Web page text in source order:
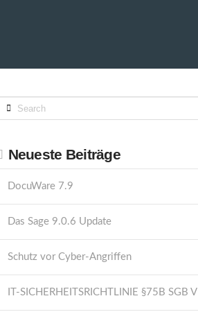
Search
Neueste Beiträge
DocuWare 7.9
Das Sage 9.0.6 Update
Schutz vor Cyber-Angriffen
IT-SICHERHEITSRICHTLINIE §75B SGB V